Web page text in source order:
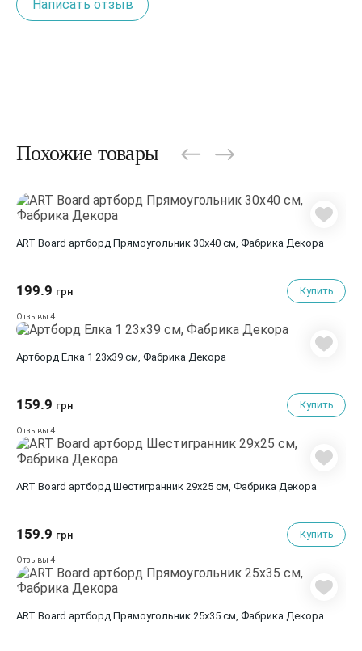
Написать отзыв
Похожие товары
ART Board артборд Прямоугольник 30х40 см, Фабрика Декора
199.9 грн Купить
Отзывы 4
Артборд Елка 1 23х39 см, Фабрика Декора
159.9 грн Купить
Отзывы 4
ART Board артборд Шестигранник 29х25 см, Фабрика Декора
159.9 грн Купить
Отзывы 4
ART Board артборд Прямоугольник 25х35 см, Фабрика Декора